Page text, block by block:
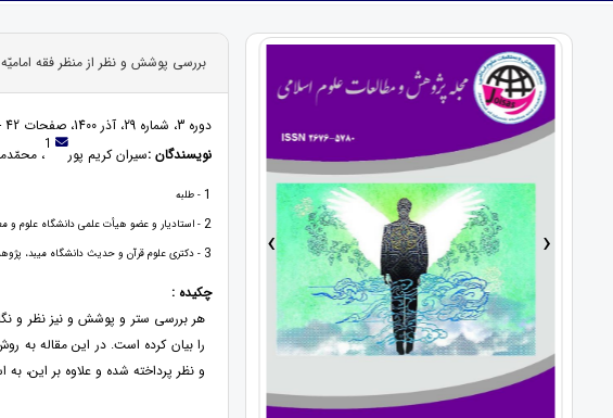
› ‹
بررسی پوشش و نظر از منظر فقه امامیّه
دوره 3، شماره 29، آذر 1400، صفحات 42 - 22
نویسندگان :سیران کریم پور 1،
1 - طلبه
2 - استادیار و عضو هیأت علمی دانشگاه علوم و
3 - دکتری علوم قرآن و حدیث دانشگاه میبد،
چکیده :
هر بررسی ستر و پوشش و نیز نظر و
را بیان کرده است. در این مقاله به
و نظر پرداخته شده و علاوه بر این،